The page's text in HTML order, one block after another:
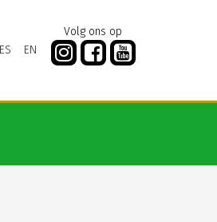
ES EN
Volg ons op